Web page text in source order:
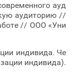
ауд
аудиторию //
// ООО «Уни
индивида. Че
индивида).